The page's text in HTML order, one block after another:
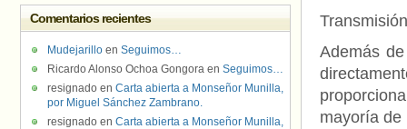
Además
mayoría de
Comentarios recientes
Mudejarillo en Seguimos…
Ricardo Alonso Ochoa Gongora en Seguimos…
resignado en Carta abierta a Monseñor Munilla,
por Miguel Sánchez Zambrano.
resignado en Carta abierta a Monseñor Munilla,